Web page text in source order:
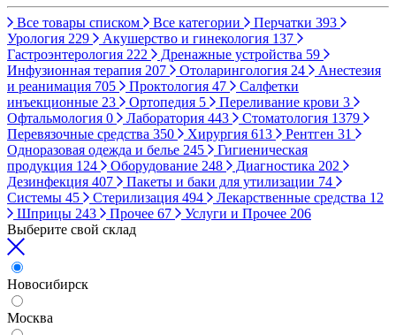
Все товары списком Все категории Перчатки 393
Урология 229 Акушерство и гинекология 137
Гастроэнтерология 222 Дренажные устройства 59
Инфузионная терапия 207 Отоларингология 24
Анестезия
и реанимация 705 Проктология 47
Салфетки
инъекционные 23 Ортопедия 5 Переливание крови 3
Офтальмология 0 Лаборатория 443 Стоматология 1379
Перевязочные средства 350 Хирургия 613 Рентген 31
Одноразовая одежда и белье 245
Гигиеническая
продукция 124 Оборудование 248 Диагностика 202
Дезинфекция 407 Пакеты и баки для утилизации 74
Системы 45 Стерилизация 494 Лекарственные средства 12
Шприцы 243 Прочее 67 Услуги и Прочее 206
Выберите свой склад
Новосибирск
Москва